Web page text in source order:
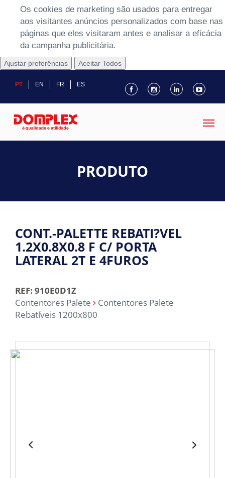
Os cookies de marketing são usados para entregar
aos visitantes anúncios personalizados com base nas
páginas que eles visitaram antes e analisar a eficácia
da campanha publicitária.
Ajustar preferências Aceitar Todos
PT EN FR ES
PRODUTO
CONT.-PALETTE REBATI?VEL
1.2X0.8X0.8 F C/ PORTA
LATERAL 2T E 4FUROS
REF: 910E0D1Z
Contentores Palete
Contentores Palete
Rebatíveis 1200x800